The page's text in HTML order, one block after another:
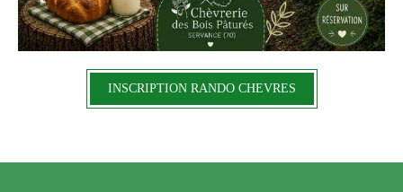
INSCRIPTION RANDO CHEVRES